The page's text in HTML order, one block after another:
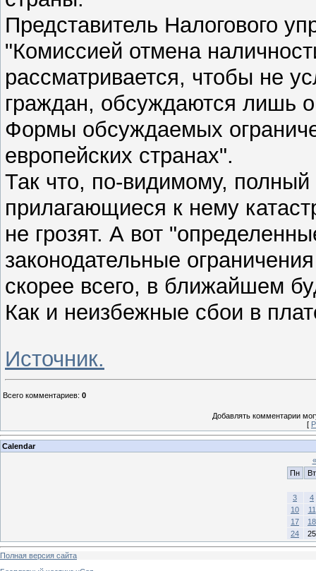
Представитель Налогового
"Комиссией отмена
рассматривается, чтобы не
граждан, обсуждаются лишь
Формы обсуждаемых
европейских странах".
Так что, по-видимому, полный
прилагающиеся к нему
не грозят. А вот
законодательные
скорее всего, в ближайшем
Как и неизбежные сбои в
Источник.
Всего комментариев: 0
Добавлять комментарии
[
Calendar
«
Пн
Вт
3
4
10
11
17
18
24
25
Полная версия сайта